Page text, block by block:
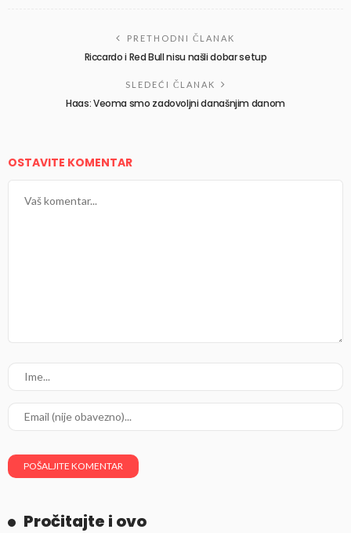
PRETHODNI ČLANAK
Riccardo i Red Bull nisu našli dobar setup
SLEDEĆI ČLANAK
Haas: Veoma smo zadovoljni današnjim danom
OSTAVITE KOMENTAR
Pročitajte i ovo